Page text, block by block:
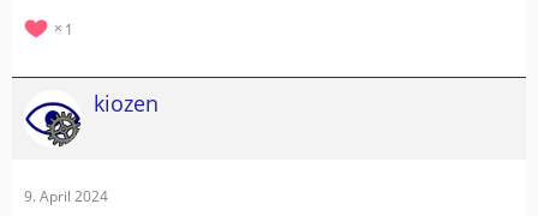
abzuspeichern (s.u.).
1
kiozen
9. April 2024